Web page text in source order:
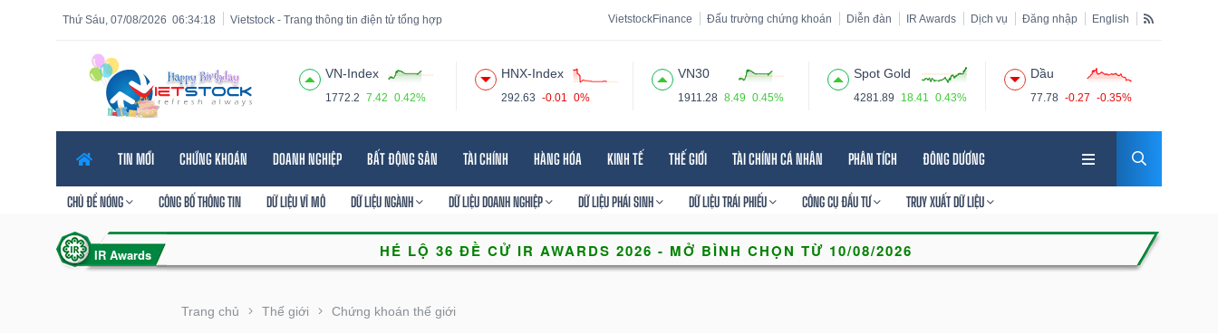
06:34:20
Thứ Sáu, 07/08/2026 Vietstock - Trang thông tin điện tử tổng hợp VietstockFinance Đấu trường chứng khoán Diễn đàn IR Awards Dịch vụ Đăng nhập English
VN-Index
1772.2 7.42 0.42%
HNX-Index
292.63 -0.01 0%
VN30
1911.28 8.49 0.45%
Spot Gold
4281.89 18.41 0.43%
Dầu
77.78 -0.27 -0.35%
TIN MỚI CHỨNG KHOÁN DOANH NGHIỆP BẤT ĐỘNG SẢN TÀI CHÍNH HÀNG HÓA KINH TẾ THẾ GIỚI TÀI CHÍNH CÁ NHÂN PHÂN TÍCH ĐÔNG DƯƠNG
CHỦ ĐỀ NÓNG CÔNG BỐ THÔNG TIN DỮ LIỆU VĨ MÔ DỮ LIỆU NGÀNH DỮ LIỆU DOANH NGHIỆP DỮ LIỆU PHÁI SINH DỮ LIỆU TRÁI PHIẾU CÔNG CỤ ĐẦU TƯ TRUY XUẤT DỮ LIỆU
Trang chủ Thế giới Chứng khoán thế giới
Tính năng
năng
VIETSTOCK